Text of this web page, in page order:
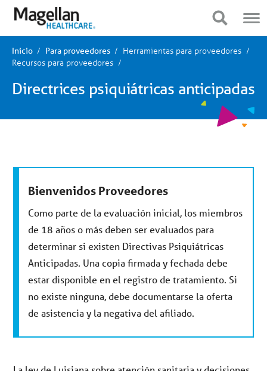
Haga
clic
móvil
Inicio Para proveedores
Herramientas para proveedores
Recursos para proveedores
Directrices psiquiátricas anticipadas
Bienvenidos Proveedores
Como parte de la evaluación inicial, los miembros
de 18 años o más deben ser evaluados para
determinar si existen Directivas Psiquiátricas
Anticipadas. Una copia firmada y fechada debe
estar disponible en el registro de tratamiento. Si
no existe ninguna, debe documentarse la oferta
de asistencia y la negativa del afiliado.